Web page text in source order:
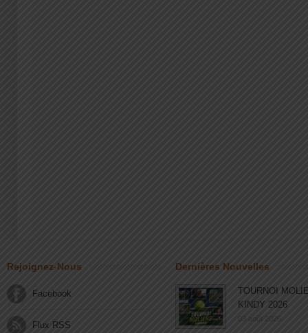
Rejoignez-Nous
Facebook
Flux RSS
Dernières Nouvelles
TOURNOI
KINDY 2026
03 août 2026